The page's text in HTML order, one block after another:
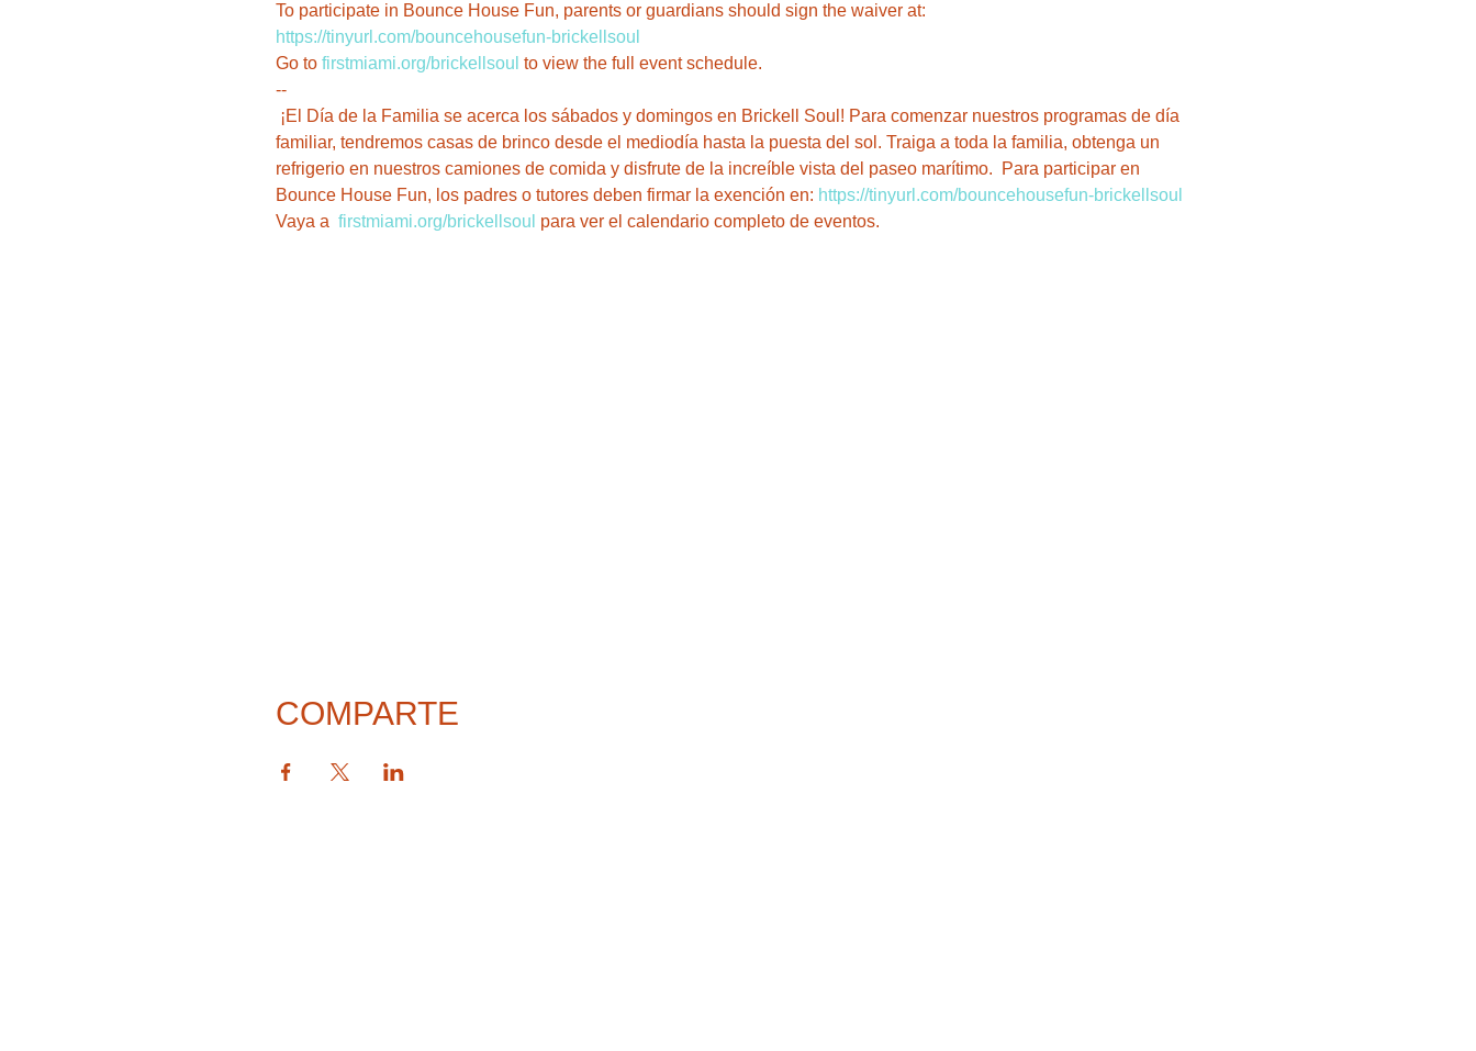
To participate in Bounce House Fun, parents or guardians should sign the waiver at:
https://tinyurl.com/bouncehousefun-brickellsoul
Go to firstmiami.org/brickellsoul to view the full event schedule.
--
¡El Día de la Familia se acerca los sábados y domingos en Brickell Soul! Para comenzar nuestros programas de día
familiar, tendremos casas de brinco desde el mediodía hasta la puesta del sol. Traiga a toda la familia, obtenga un
refrigerio en nuestros camiones de comida y disfrute de la increíble vista del paseo marítimo.  Para participar en
Bounce House Fun, los padres o tutores deben firmar la exención en: https://tinyurl.com/bouncehousefun-brickellsoul
Vaya a firstmiami.org/brickellsoul para ver el calendario completo de eventos.
COMPARTE